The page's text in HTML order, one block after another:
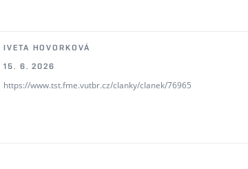
IVETA HOVORKOVÁ
15. 6. 2026
https://www.tst.fme.vutbr.cz/clanky/clanek/76965